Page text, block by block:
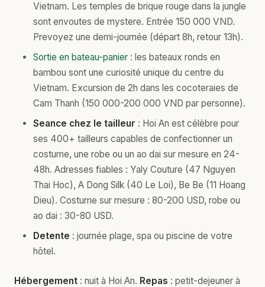
Vietnam. Les temples de brique rouge dans la jungle
sont envoutes de mystere. Entrée 150 000 VND.
Prevoyez une demi-journée (départ 8h, retour 13h).
Sortie en bateau-panier : les bateaux ronds en
bambou sont une curiosité unique du centre du
Vietnam. Excursion de 2h dans les cocoteraies de
Cam Thanh (150 000-200 000 VND par personne).
Seance chez le tailleur : Hoi An est célèbre pour
ses 400+ tailleurs capables de confectionner un
costume, une robe ou un ao dai sur mesure en 24-
48h. Adresses fiables : Yaly Couture (47 Nguyen
Thai Hoc), A Dong Silk (40 Le Loi), Be Be (11 Hoang
Dieu). Costume sur mesure : 80-200 USD, robe ou
ao dai : 30-80 USD.
Detente : journée plage, spa ou piscine de votre
hôtel.
Hébergement : nuit à Hoi An. Repas : petit-dejeuner à